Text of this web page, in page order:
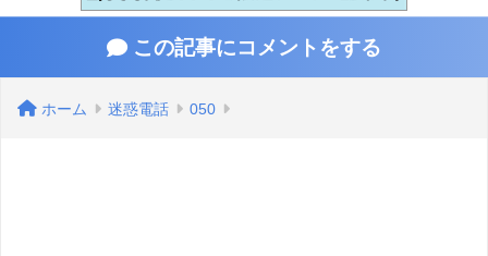
この記事にコメントをする
ホーム 迷惑電話 050